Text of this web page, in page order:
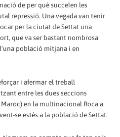
de per què succeïen les
repressió. Una vegada van tenir
per la ciutat de Settat una
que va ser bastant nombrosa
població mitjana i en
i afermar el treball
entre les dues seccions
Maroc) en la multinacional Roca a
se estès a la població de Settat.